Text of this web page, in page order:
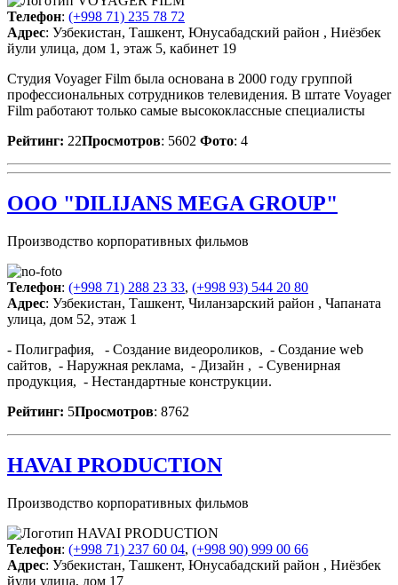
Телефон: (+998 71) 235 78 72
Адрес: Узбекистан, Ташкент, Юнусабадский район , Ниёзбек
йули улица, дом 1, этаж 5, кабинет 19
Студия Voyager Film была основана в 2000 году группой
профессиональных сотрудников телевидения. В штате Voyager
Film работают только самые высококлассные специалисты
Рейтинг: 22Просмотров: 5602 Фото: 4
OOO "DILIJANS MEGA GROUP"
Производство корпоративных фильмов
Телефон: (+998 71) 288 23 33, (+998 93) 544 20 80
Адрес: Узбекистан, Ташкент, Чиланзарский район , Чапаната
улица, дом 52, этаж 1
- Полиграфия, - Cоздание видеороликов, - Cоздание web
сайтов, - Наружная реклама, - Дизайн , - Сувенирная
продукция, - Нестандартные конструкции.
Рейтинг: 5Просмотров: 8762
HAVAI PRODUCTION
Производство корпоративных фильмов
Телефон: (+998 71) 237 60 04, (+998 90) 999 00 66
Адрес: Узбекистан, Ташкент, Юнусабадский район , Ниёзбек
йули улица, дом 17